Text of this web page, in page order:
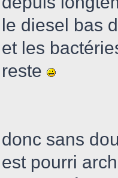
le diesel bas
et les
reste
donc sans
est pourri